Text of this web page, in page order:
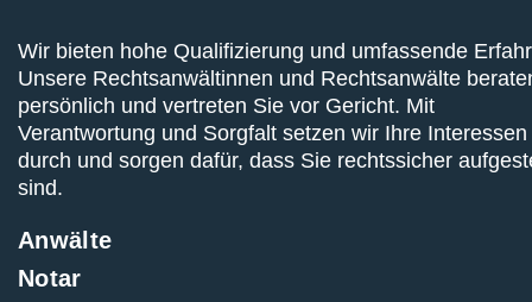
Wir bieten hohe Qualifizierung und umfassende
Unsere Rechtsanwältinnen und Rechtsanwälte
persönlich und vertreten Sie vor Gericht. Mit
Verantwortung und Sorgfalt setzen wir Ihre Interessen
durch und sorgen dafür, dass Sie rechtssicher
sind.
Anwälte
Notar